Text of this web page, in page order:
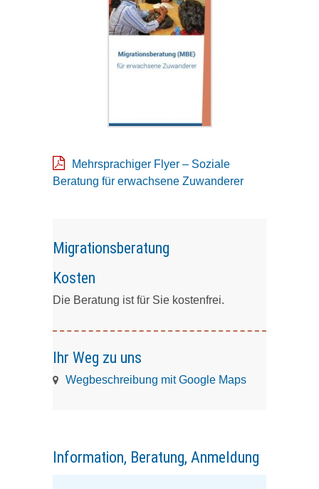
Mehrsprachiger Flyer – Soziale
Beratung für erwachsene Zuwanderer
Migrationsberatung
Kosten
Die Beratung ist für Sie kostenfrei.
Ihr Weg zu uns
Wegbeschreibung mit Google Maps
Information, Beratung, Anmeldung